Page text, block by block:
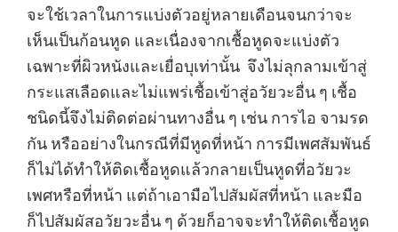
จะใช้เวลาในการแบ่งตัวอยู่หลายเดือนจนกว่าจะ
เห็นเป็นก้อนหูด และเนื่องจากเชื้อหูดจะแบ่งตัว
เฉพาะที่ผิวหนังและเยื่อบุเท่านั้น จึงไม่ลุกลามเข้าสู่
กระแสเลือดและไม่แพร่เชื้อเข้าสู่อวัยวะอื่น ๆ เชื้อ
ชนิดนี้จึงไม่ติดต่อผ่านทางอื่น ๆ เช่น การไอ จามรด
กัน หรืออย่างในกรณีที่มีหูดที่หน้า การมีเพศสัมพันธ์
ก็ไม่ได้ทำให้ติดเชื้อหูดแล้วกลายเป็นหูดที่อวัยวะ
เพศหรือที่หน้า แต่ถ้าเอามือไปสัมผัสที่หน้า และมือ
ก็ไปสัมผัสอวัยวะอื่น ๆ ด้วยก็อาจจะทำให้ติดเชื้อหูด